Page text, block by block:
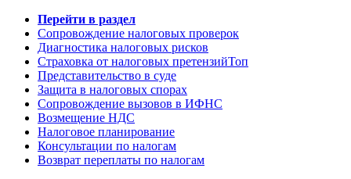
Перейти в раздел
Сопровождение налоговых проверок
Диагностика налоговых рисков
Страховка от налоговых претензийТоп
Представительство в суде
Защита в налоговых спорах
Сопровождение вызовов в ИФНС
Возмещение НДС
Налоговое планирование
Консультации по налогам
Возврат переплаты по налогам